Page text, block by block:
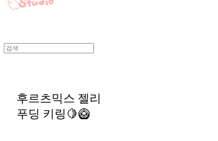
후르츠믹스 젤리
푸딩 키링🍋🥝